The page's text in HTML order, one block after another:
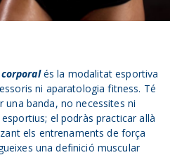
és la modalitat esportiva
ni aparatologia fitness. Té
una banda, no necessites ni
el podràs practicar allà
els entrenaments de força
una definició muscular